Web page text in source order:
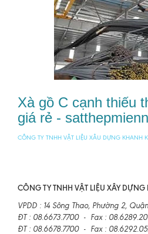
Xà gồ C cạnh thiếu
giá rẻ -
CÔNG TY TNHH VẬT LIỆU XÂU DỰNG KHANH
CÔNG TY TNHH VẬT LIỆU XÂY DỰNG
VPDD : 14 Sông Thao, Phường 2,
ĐT : 08.6673.7700 - Fax :
ĐT : 08.6678.7700 - Fax :